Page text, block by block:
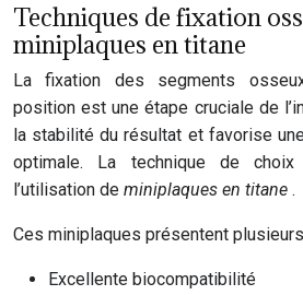
Techniques de fixation
miniplaques en titane
La fixation des segments
position est une étape cruciale de
la stabilité du résultat et favorise
optimale. La technique de
l’utilisation de miniplaques en titane .
Ces miniplaques présentent
Excellente biocompatibilité